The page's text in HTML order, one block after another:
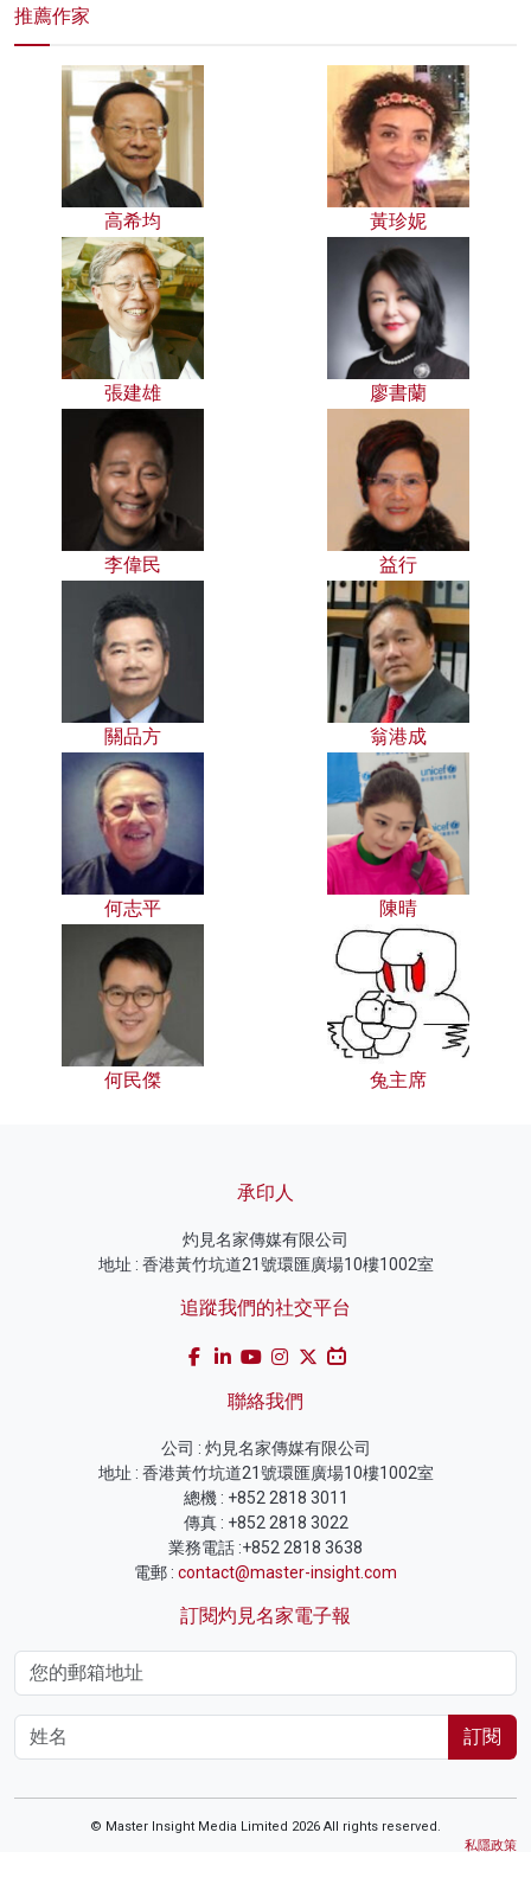
推薦作家
高希均 黃珍妮
張建雄 廖書蘭
李偉民 益行
關品方 翁港成
何志平 陳晴
何民傑 兔主席
承印人
灼見名家傳媒有限公司
地址 : 香港黃竹坑道21號環匯廣場10樓1002室
追蹤我們的社交平台
聯絡我們
公司 : 灼見名家傳媒有限公司
地址 : 香港黃竹坑道21號環匯廣場10樓1002室
總機 : +852 2818 3011
傳真 : +852 2818 3022
業務電話 :+852 2818 3638
電郵 : contact@master-insight.com
訂閱灼見名家電子報
訂閱
© Master Insight Media Limited 2026 All rights reserved.
私隱政策